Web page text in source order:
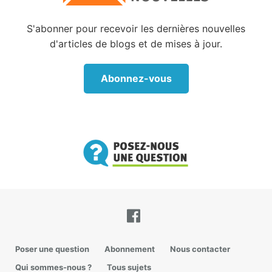
ordures du péché.
Votre maison est-elle toujours propre ?
Pour en revenir à l’histoire des frères Collyer :
Hélas, en 1947, on les retrouva morts dans leur
domicile. Langley avait été écrasé par la chute d’un
tas d’ordures qu’il avait installé comme piège.
Une fois morts, la plupart des articles trouvés chez
les deux frères furent déclarés d’aucune valeur et
Et ce qui est ironique, c’est que ce qui aurait dû
dangereux et inflammable. Au mois de juillet, cette
S'abonner pour recevoir les dernières nouvelles
d'articles de blogs et de mises à jour.
Abonnez-vous
Poser une question Abonnement
Nous contacter
Qui sommes-nous ?
Tous sujets